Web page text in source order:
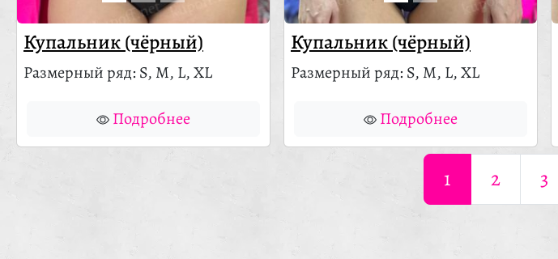
Купальник (чёрный)
Размерный ряд: S, M, L, XL
Подробнее
Купальник (чёрный)
Размерный ряд: S, M, L, XL
Подробнее
1 2 3